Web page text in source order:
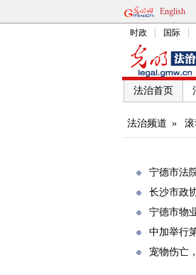
English
时政 国际
法治首页
法治频道 »
宁德市法
长沙市政
宁德市物
中加举行
宠物伤亡